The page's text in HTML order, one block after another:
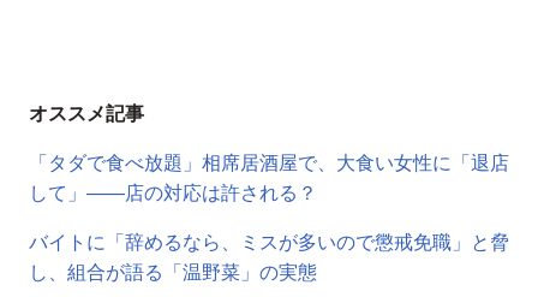
オススメ記事
「タダで食べ放題」相席居酒屋で、大食い女性に「退店
して」――店の対応は許される？
バイトに「辞めるなら、ミスが多いので懲戒免職」と脅
し、組合が語る「温野菜」の実態